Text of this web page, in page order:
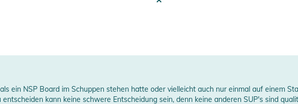
zudem einen sauberen Wasseraustritt und
3-teiligein NSP Board im Schuppen stehen hatte oder vielleicht auch nur einmal auf einem
kann keine schwere Entscheidung sein, denn keine anderen SUP's sind